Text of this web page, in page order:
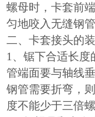
螺母时，卡套前
匀地咬入无缝钢
二、卡套接头的
1、锯下合适长度
管端面要与轴线
钢管需要折弯，
度不能少于三倍